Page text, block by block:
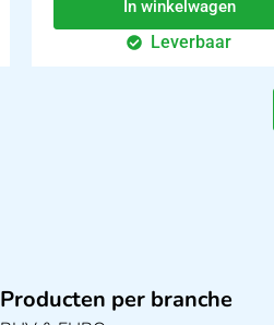
In winkelwagen
Leverbaar
Producten per branche